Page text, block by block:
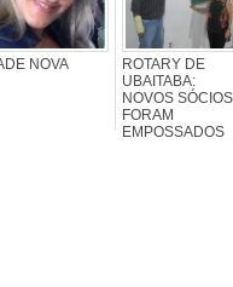
NOVA
ROTARY DE
UBAITABA:
NOVOS SÓCIOS
FORAM
EMPOSSADOS